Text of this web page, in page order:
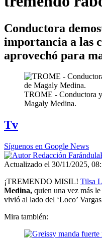
Conductora
importancia a las
aprovechó para
TROME - Conductora
Magaly Medina.
Tv
Síguenos en Google News
Actualizado el 30/11/2025,
¡TREMENDO MISIL! Tilsa
Medina, quien una vez más
vivió al lado del ‘Loco’
Mira también: